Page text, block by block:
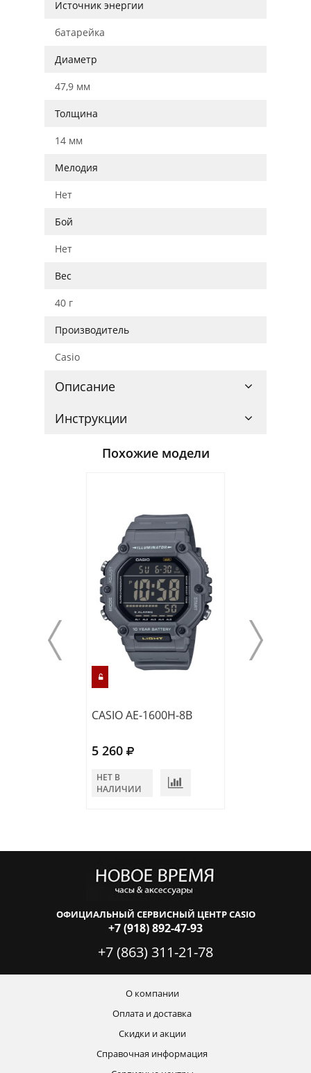
Источник энергии
батарейка
Диаметр
47,9 мм
Толщина
14 мм
Мелодия
Нет
Бой
Нет
Вес
40 г
Производитель
Casio
Описание
Инструкции
Похожие модели
CASIO AE-1600H-8B
5 260
НЕТ В
НАЛИЧИИ
ОФИЦИАЛЬНЫЙ СЕРВИСНЫЙ ЦЕНТР CASIO
+7 (918) 892-47-93
+7 (863) 311-21-78
О компании
Оплата и доставка
Скидки и акции
Справочная информация